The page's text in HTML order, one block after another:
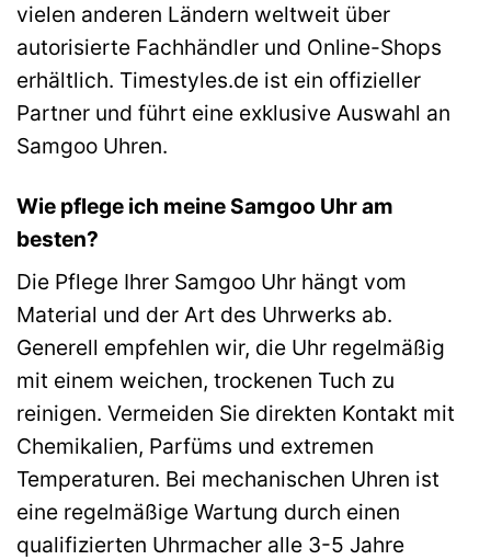
vielen anderen Ländern weltweit über
autorisierte Fachhändler und Online-Shops
erhältlich. Timestyles.de ist ein offizieller
Partner und führt eine exklusive Auswahl an
Samgoo Uhren.
Wie pflege ich meine Samgoo Uhr am
besten?
Die Pflege Ihrer Samgoo Uhr hängt vom
Material und der Art des Uhrwerks ab.
Generell empfehlen wir, die Uhr regelmäßig
mit einem weichen, trockenen Tuch zu
reinigen. Vermeiden Sie direkten Kontakt mit
Chemikalien, Parfüms und extremen
Temperaturen. Bei mechanischen Uhren ist
eine regelmäßige Wartung durch einen
qualifizierten Uhrmacher alle 3-5 Jahre